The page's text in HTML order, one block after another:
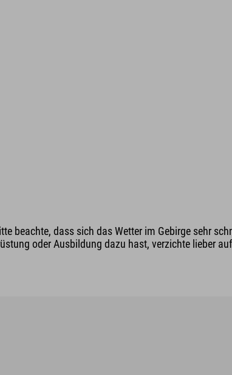
beachte, dass sich das Wetter im Gebirge sehr
oder Ausbildung dazu hast, verzichte lieber